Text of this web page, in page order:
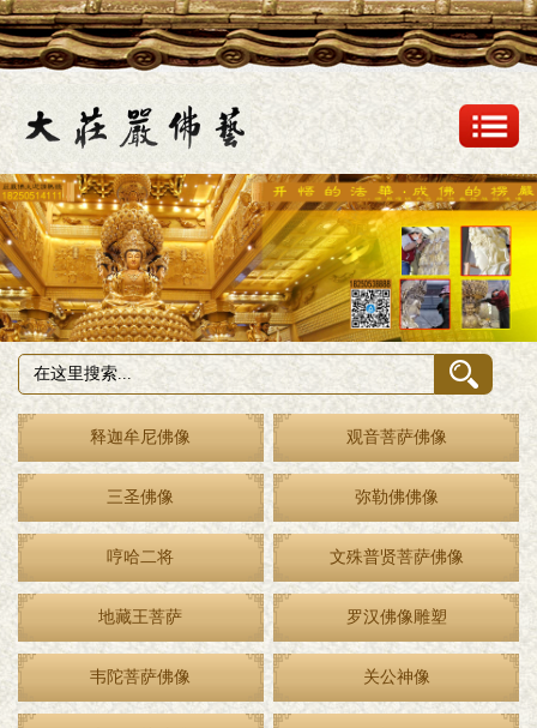
释迦牟尼佛像 观音菩萨佛像
三圣佛像 弥勒佛佛像
哼哈二将 文殊普贤菩萨佛像
地藏王菩萨 罗汉佛像雕塑
韦陀菩萨佛像 关公神像